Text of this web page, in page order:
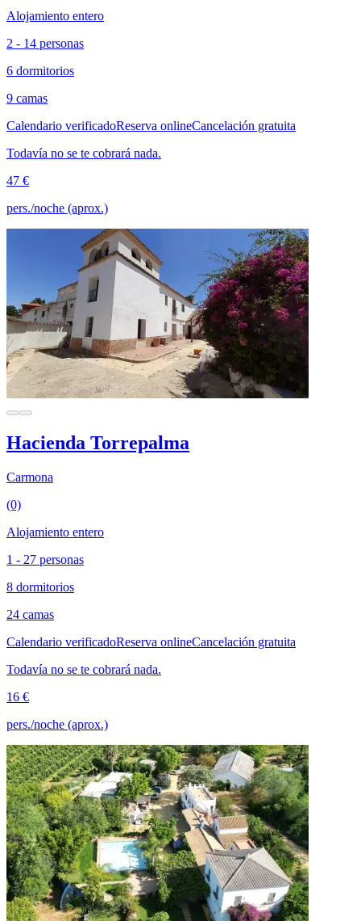
Alojamiento entero
2 - 14 personas
6 dormitorios
9 camas
Calendario verificadoReserva onlineCancelación gratuita
Todavía no se te cobrará nada.
47 €
pers./noche (aprox.)
Hacienda Torrepalma
Carmona
(0)
Alojamiento entero
1 - 27 personas
8 dormitorios
24 camas
Calendario verificadoReserva onlineCancelación gratuita
Todavía no se te cobrará nada.
16 €
pers./noche (aprox.)